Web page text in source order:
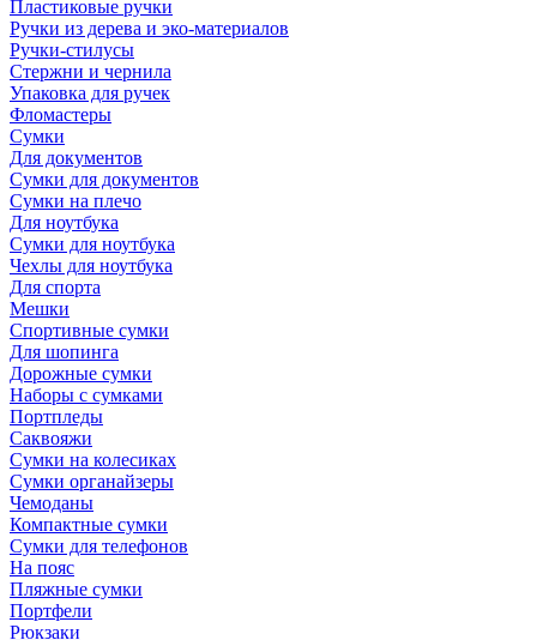
Пластиковые ручки
Ручки из дерева и эко-материалов
Ручки-стилусы
Стержни и чернила
Упаковка для ручек
Фломастеры
Сумки
Для документов
Сумки для документов
Сумки на плечо
Для ноутбука
Сумки для ноутбука
Чехлы для ноутбука
Для спорта
Мешки
Спортивные сумки
Для шопинга
Дорожные сумки
Наборы с сумками
Портпледы
Саквояжи
Сумки на колесиках
Сумки органайзеры
Чемоданы
Компактные сумки
Сумки для телефонов
На пояс
Пляжные сумки
Портфели
Рюкзаки